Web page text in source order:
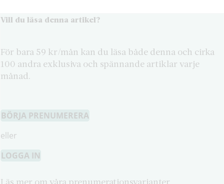
Vill du läsa denna artikel?
För bara 59 kr/mån kan du läsa både denna och cirka
100 andra exklusiva och spännande artiklar varje
månad.
BÖRJA PRENUMERERA
eller
LOGGA IN
Läs mer om våra prenumerationsvarianter